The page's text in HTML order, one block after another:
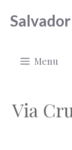
Menu
Via